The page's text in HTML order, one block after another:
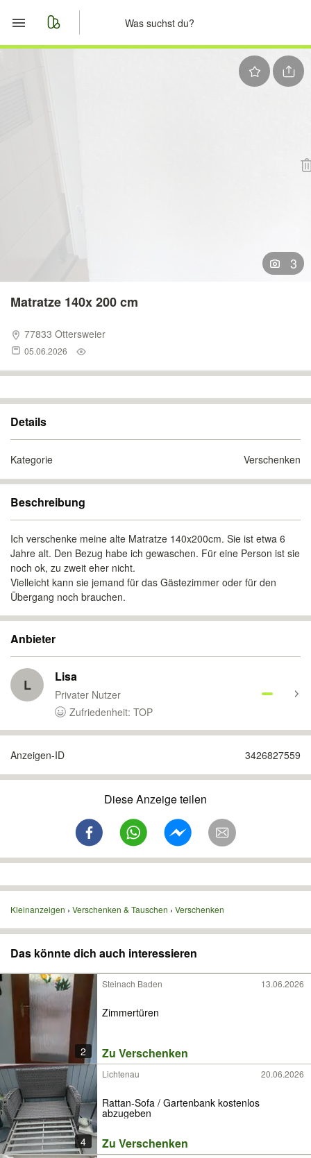
3
Matratze 140x 200 cm
77833 Ottersweier
05.06.2026
Details
Kategorie Verschenken
Beschreibung
Ich verschenke meine alte Matratze 140x200cm. Sie ist etwa 6
Jahre alt. Den Bezug habe ich gewaschen. Für eine Person ist sie
noch ok, zu zweit eher nicht.
Vielleicht kann sie jemand für das Gästezimmer oder für den
Übergang noch brauchen.
Anbieter
L Lisa
Privater Nutzer
Zufriedenheit: TOP
Anzeigen-ID 3426827559
Diese Anzeige teilen
Kleinanzeigen Verschenken & Tauschen Verschenken
Das könnte dich auch interessieren
2
Steinach Baden 13.06.2026
Zimmertüren
Zu Verschenken
4
Lichtenau 20.06.2026
Rattan-Sofa / Gartenbank kostenlos
abzugeben
Zu Verschenken